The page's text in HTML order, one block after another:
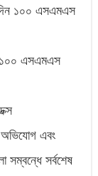
১০০ এসএমএস
১০০ এসএমএস
অভিযোগ এবং
সম্বন্ধে সর্বশেষ